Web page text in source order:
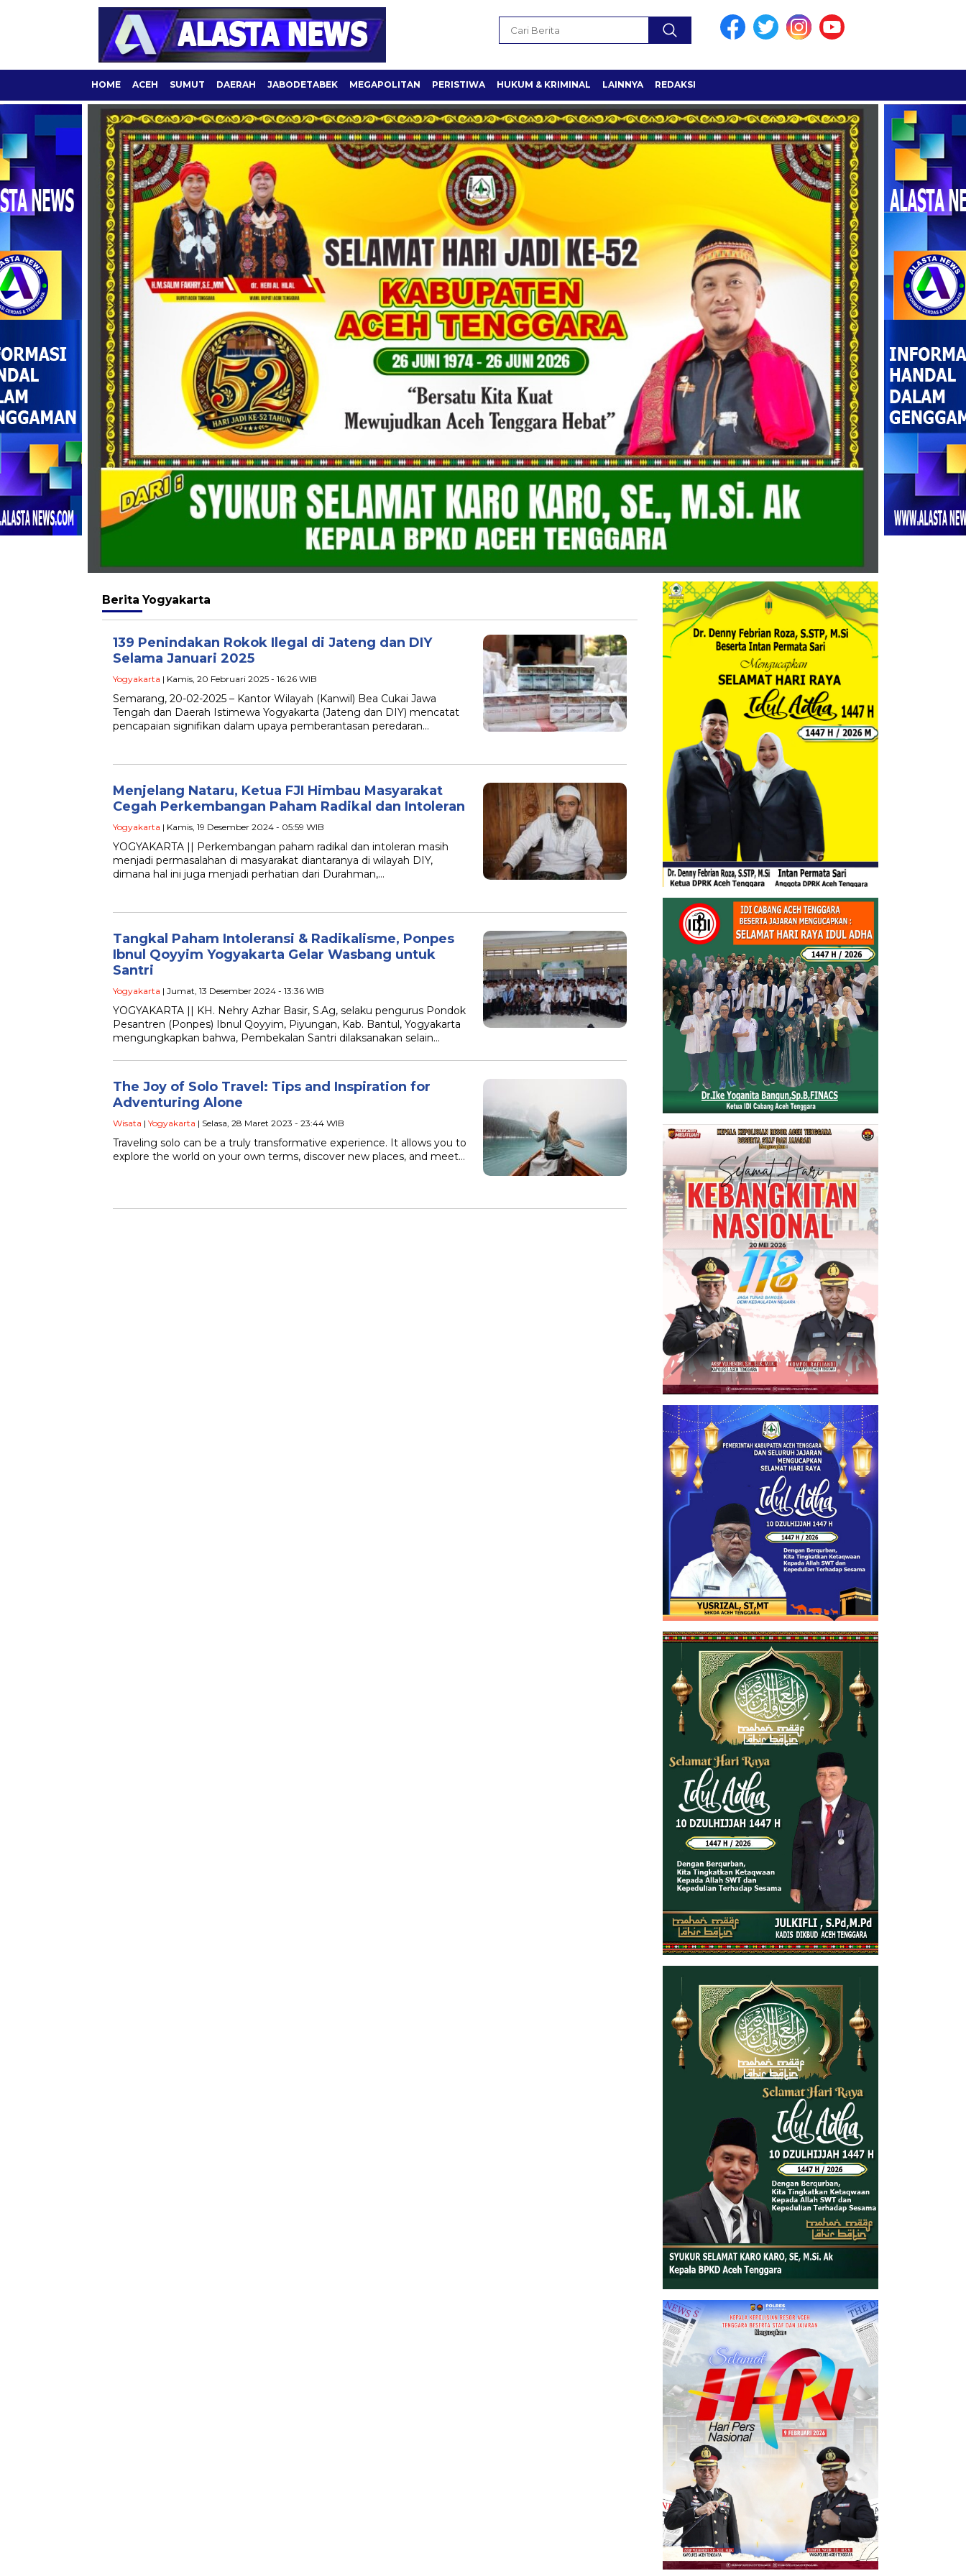
HOME ACEH SUMUT DAERAH JABODETABEK MEGAPOLITAN PERISTIWA HUKUM & KRIMINAL LAINNYA REDAKSI
Berita Yogyakarta
139 Penindakan Rokok Ilegal di Jateng dan DIY
Selama Januari 2025
Yogyakarta | Kamis, 20 Februari 2025 - 16:26 WIB
Semarang, 20-02-2025 – Kantor Wilayah (Kanwil) Bea Cukai Jawa
Tengah dan Daerah Istimewa Yogyakarta (Jateng dan DIY) mencatat
pencapaian signifikan dalam upaya pemberantasan peredaran…
Menjelang Nataru, Ketua FJI Himbau Masyarakat
Cegah Perkembangan Paham Radikal dan Intoleran
Yogyakarta | Kamis, 19 Desember 2024 - 05:59 WIB
YOGYAKARTA || Perkembangan paham radikal dan intoleran masih
menjadi permasalahan di masyarakat diantaranya di wilayah DIY,
dimana hal ini juga menjadi perhatian dari Durahman,…
Tangkal Paham Intoleransi & Radikalisme, Ponpes
Ibnul Qoyyim Yogyakarta Gelar Wasbang untuk
Santri
Yogyakarta | Jumat, 13 Desember 2024 - 13:36 WIB
YOGYAKARTA || KH. Nehry Azhar Basir, S.Ag, selaku pengurus Pondok
Pesantren (Ponpes) Ibnul Qoyyim, Piyungan, Kab. Bantul, Yogyakarta
mengungkapkan bahwa, Pembekalan Santri dilaksanakan selain…
The Joy of Solo Travel: Tips and Inspiration for
Adventuring Alone
Wisata | Yogyakarta | Selasa, 28 Maret 2023 - 23:44 WIB
Traveling solo can be a truly transformative experience. It allows you to
explore the world on your own terms, discover new places, and meet…